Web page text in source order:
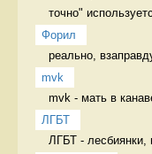
точно"
Форил
реально,
mvk
mvk - мать в
ЛГБТ
ЛГБТ - лесбиянки,